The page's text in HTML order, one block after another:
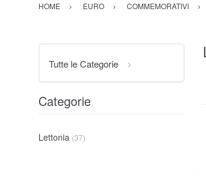
HOME EURO COMMEMORATIVI
Tutte le Categorie
Categorie
Lettonia (37)